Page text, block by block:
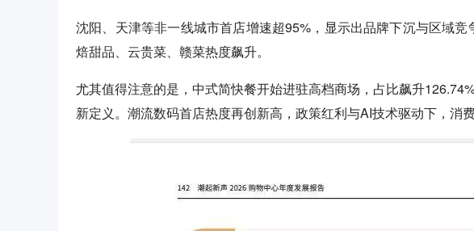
沈阳、天津等非一线城市首店增速超95%，显示出品牌下沉与区域
焙甜品、云贵菜、赣菜热度飙升。
尤其值得注意的是，中式简快餐开始进驻高档商场，占比飙升
新定义。潮流数码首店热度再创新高，政策红利与AI技术驱动下，消